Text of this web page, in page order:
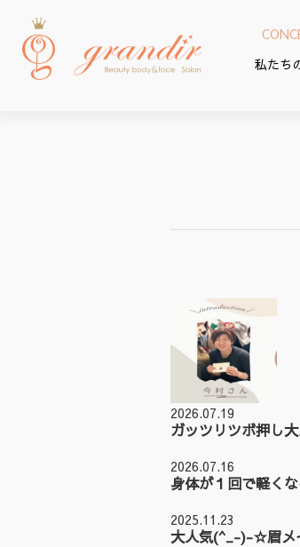
私たち
2026.07.19
ガッツリツボ押し
2026.07.16
身体が１回で軽く
2025.11.23
大人気(^_-)-☆眉メ